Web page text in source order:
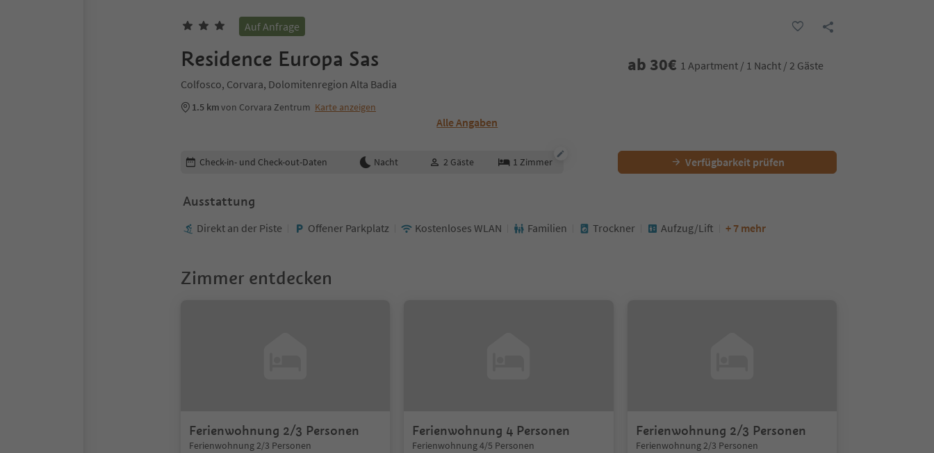
Auf Anfrage
Residence Europa Sas
Colfosco, Corvara, Dolomitenregion Alta Badia
1.5 kmvon Corvara Zentrum Karte anzeigen
Alle Angaben
ab 30€ 1 Apartment / 1 Nacht / 2 Gäste
Buchungsdetails bearbeiten
Check-in- und Check-out-Daten Nacht 2 Gäste 1 Zimmer Verfügbarkeit prüfen
Ausstattung
Direkt an der Piste Offener Parkplatz Kostenloses WLAN Familien Trockner Aufzug/Lift + 7 mehr
Zimmer entdecken
Ferienwohnung 2/3 Personen
Ferienwohnung 2/3 Personen
Ferienwohnung 4 Personen
Ferienwohnung 4/5 Personen
Ferienwohnung 2/3 Personen
Ferienwohnung 2/3 Personen